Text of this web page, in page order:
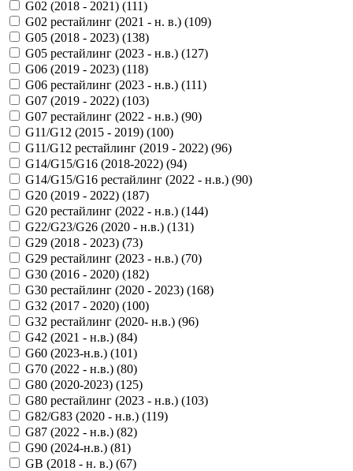
G02 (2018 - 2021) (111)
G02 рестайлинг (2021 - н. в.) (109)
G05 (2018 - 2023) (138)
G05 рестайлинг (2023 - н.в.) (127)
G06 (2019 - 2023) (118)
G06 рестайлинг (2023 - н.в.) (111)
G07 (2019 - 2022) (103)
G07 рестайлинг (2022 - н.в.) (90)
G11/G12 (2015 - 2019) (100)
G11/G12 рестайлинг (2019 - 2022) (96)
G14/G15/G16 (2018-2022) (94)
G14/G15/G16 рестайлинг (2022 - н.в.) (90)
G20 (2019 - 2022) (187)
G20 рестайлинг (2022 - н.в.) (144)
G22/G23/G26 (2020 - н.в.) (131)
G29 (2018 - 2023) (73)
G29 рестайлинг (2023 - н.в.) (70)
G30 (2016 - 2020) (182)
G30 рестайлинг (2020 - 2023) (168)
G32 (2017 - 2020) (100)
G32 рестайлинг (2020- н.в.) (96)
G42 (2021 - н.в.) (84)
G60 (2023-н.в.) (101)
G70 (2022 - н.в.) (80)
G80 (2020-2023) (125)
G80 рестайлинг (2023 - н.в.) (103)
G82/G83 (2020 - н.в.) (119)
G87 (2022 - н.в.) (82)
G90 (2024-н.в.) (81)
GB (2018 - н. в.) (67)